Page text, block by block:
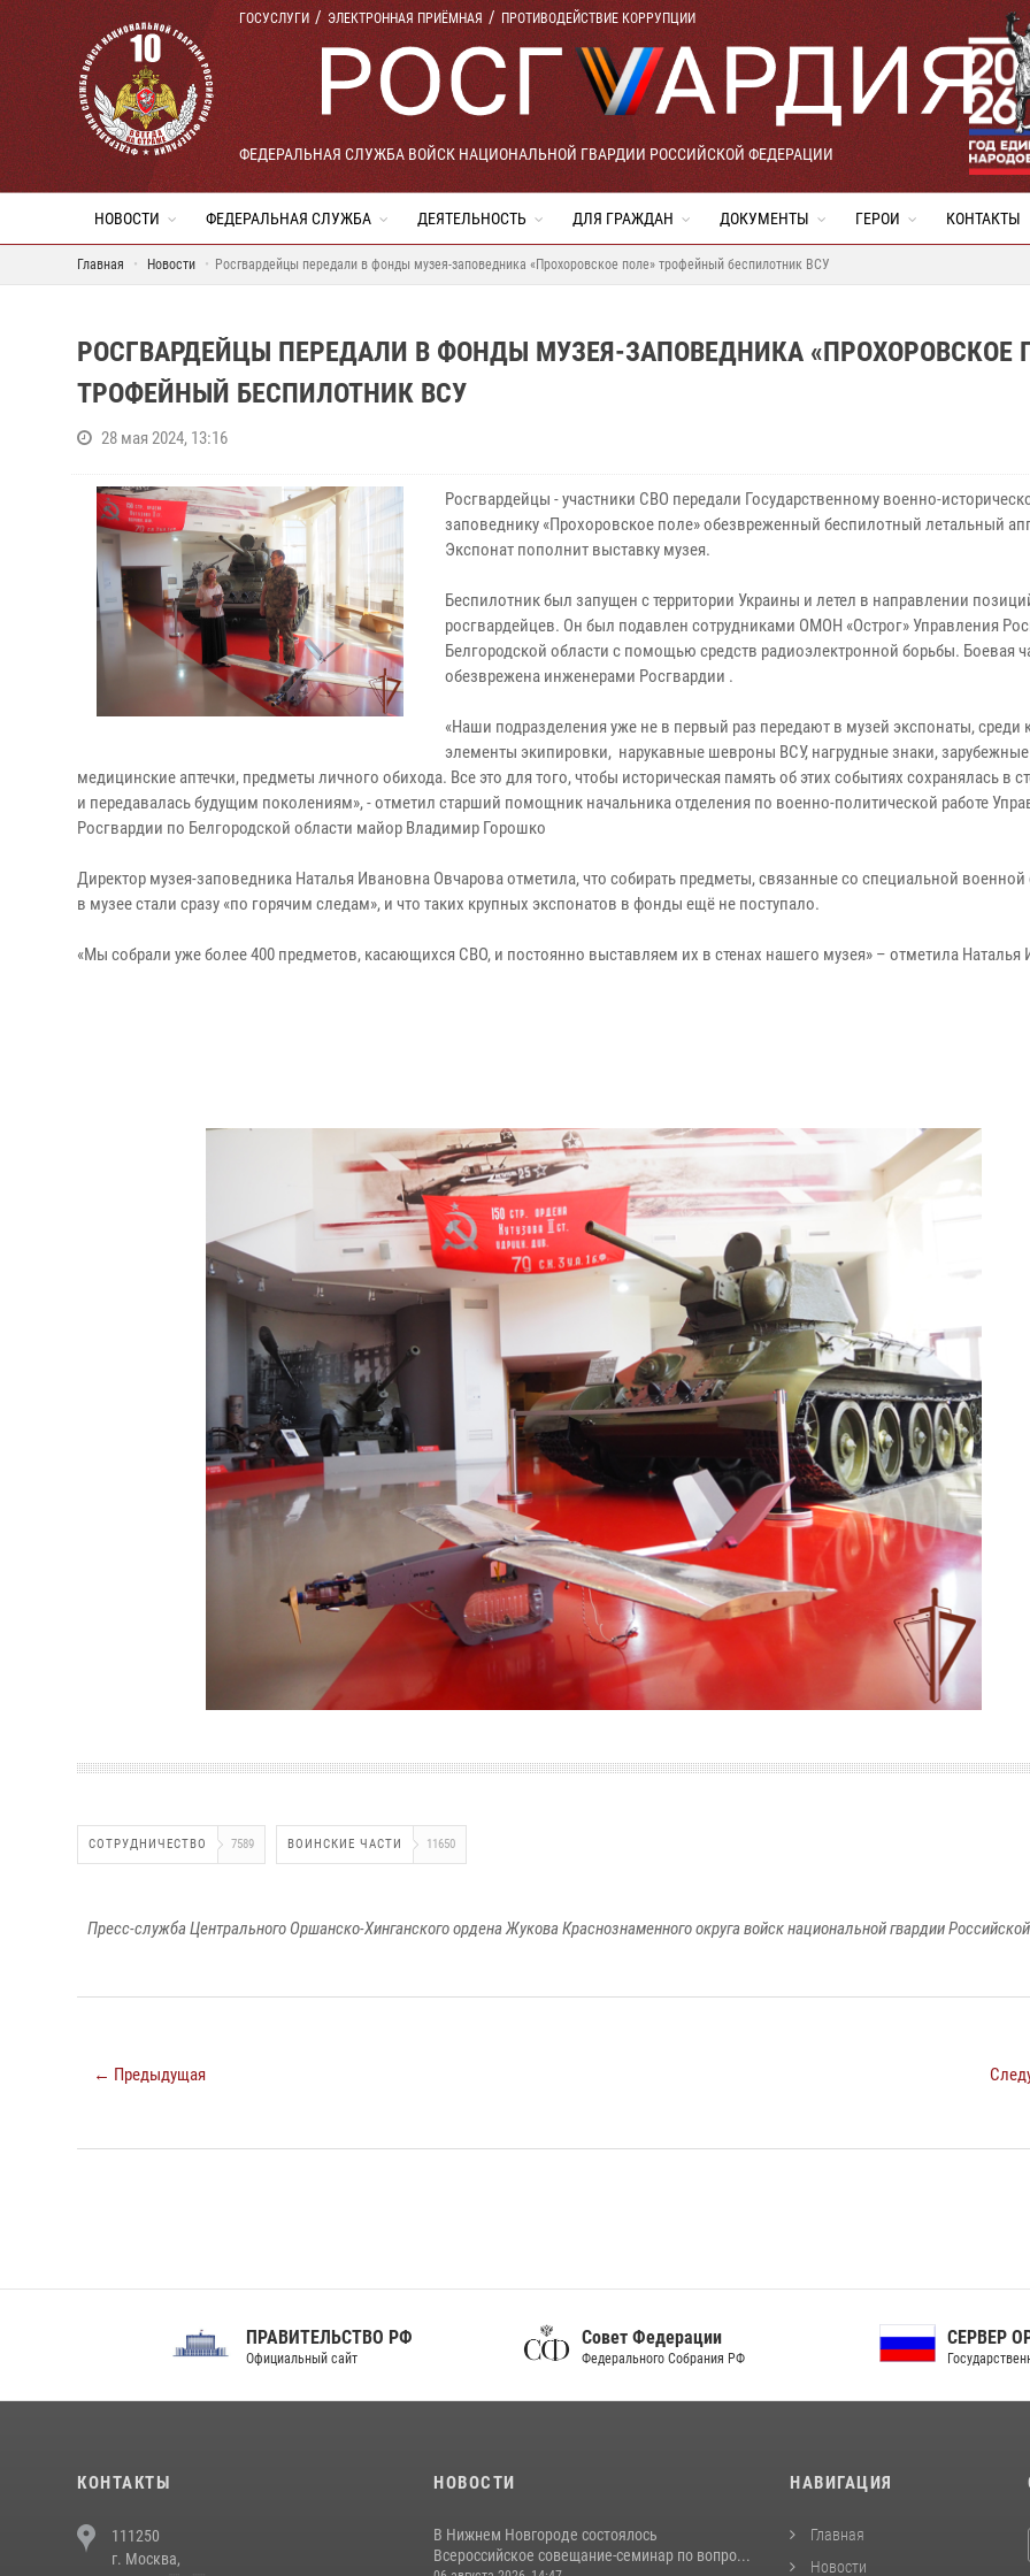
ГОСУСЛУГИ ЭЛЕКТРОННАЯ ПРИЁМНАЯ ПРОТИВОДЕЙСТВИЕ КОРРУПЦИИ
ФЕДЕРАЛЬНАЯ СЛУЖБА ВОЙСК НАЦИОНАЛЬНОЙ ГВАРДИИ РОССИЙСКОЙ ФЕДЕРАЦИИ
НОВОСТИ ФЕДЕРАЛЬНАЯ СЛУЖБА ДЕЯТЕЛЬНОСТЬ ДЛЯ ГРАЖДАН ДОКУМЕНТЫ ГЕРОИ КОНТАКТЫ
Главная Новости Росгвардейцы передали в фонды музея-заповедника «Прохоровское поле» трофейный беспилотник ВСУ
РОСГВАРДЕЙЦЫ ПЕРЕДАЛИ В ФОНДЫ МУЗЕЯ-ЗАПОВЕДНИКА «ПРОХОРОВСКОЕ
ТРОФЕЙНЫЙ БЕСПИЛОТНИК ВСУ
28 мая 2024, 13:16
Росгвардейцы - участники СВО передали Государственному военно-
заповеднику «Прохоровское поле» обезвреженный беспилотный летальный
Экспонат пополнит выставку музея.
Беспилотник был запущен с территории Украины и летел в направлении
росгвардейцев. Он был подавлен сотрудниками ОМОН «Острог» Управления
Белгородской области с помощью средств радиоэлектронной борьбы. Боевая
обезврежена инженерами Росгвардии .
«Наши подразделения уже не в первый раз передают в музей экспонаты, среди
элементы экипировки, нарукавные шевроны ВСУ, нагрудные знаки, зарубежные
медицинские аптечки, предметы личного обихода. Все это для того, чтобы историческая память об этих событиях сохранялась в
и передавалась будущим поколениям», - отметил старший помощник начальника отделения по военно-политической работе
Росгвардии по Белгородской области майор Владимир Горошко
Директор музея-заповедника Наталья Ивановна Овчарова отметила, что собирать предметы, связанные со специальной военной
в музее стали сразу «по горячим следам», и что таких крупных экспонатов в фонды ещё не поступало.
«Мы собрали уже более 400 предметов, касающихся СВО, и постоянно выставляем их в стенах нашего музея» – отметила Наталья
СОТРУДНИЧЕСТВО 7589 ВОИНСКИЕ ЧАСТИ 11650
Пресс-служба Центрального Оршанско-Хинганского ордена Жукова Краснознаменного округа войск национальной гвардии
← Предыдущая
ПРАВИТЕЛЬСТВО РФ
Официальный сайт
Совет Федерации
Федерального Собрания РФ
СЕРВЕР ОРГАНОВ
Государственной власти РФ
КОНТАКТЫ
111250
г. Москва,
НОВОСТИ
В Нижнем Новгороде состоялось
Всероссийское совещание-семинар по вопро...
НАВИГАЦИЯ
Главная
Новости